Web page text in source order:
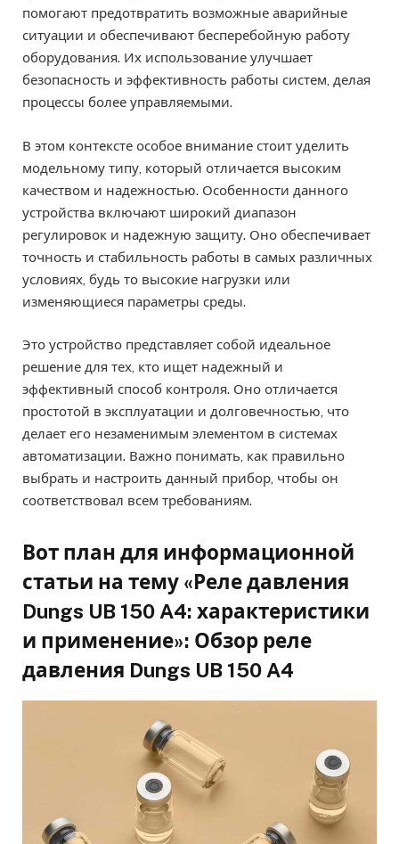
помогают предотвратить возможные аварийные
ситуации и обеспечивают бесперебойную работу
оборудования. Их использование улучшает
безопасность и эффективность работы систем, делая
процессы более управляемыми.
В этом контексте особое внимание стоит уделить
модельному типу, который отличается высоким
качеством и надежностью. Особенности данного
устройства включают широкий диапазон
регулировок и надежную защиту. Оно обеспечивает
точность и стабильность работы в самых различных
условиях, будь то высокие нагрузки или
изменяющиеся параметры среды.
Это устройство представляет собой идеальное
решение для тех, кто ищет надежный и
эффективный способ контроля. Оно отличается
простотой в эксплуатации и долговечностью, что
делает его незаменимым элементом в системах
автоматизации. Важно понимать, как правильно
выбрать и настроить данный прибор, чтобы он
соответствовал всем требованиям.
Вот план для информационной
статьи на тему «Реле давления
Dungs UB 150 A4: характеристики
и применение»: Обзор реле
давления Dungs UB 150 A4